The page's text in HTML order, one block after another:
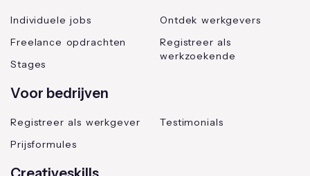
Individuele jobs
Freelance opdrachten
Stages
Ontdek werkgevers
Registreer als
werkzoekende
Voor bedrijven
Registreer als werkgever
Prijsformules
Testimonials